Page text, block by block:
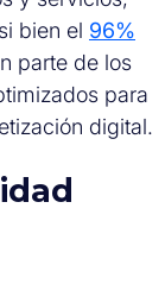
bien el 96%
parte de los
para
digital.